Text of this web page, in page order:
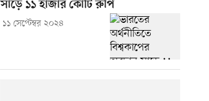
সাড়ে ১১ হাজার কোটি রুপি
১১ সেপ্টেম্বর ২০২৪